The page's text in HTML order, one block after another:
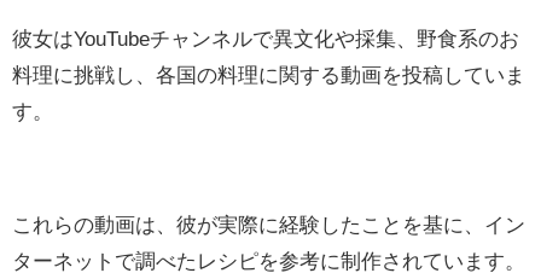
彼女はYouTubeチャンネルで異文化や採集、野食系のお
料理に挑戦し、各国の料理に関する動画を投稿していま
す。
これらの動画は、彼が実際に経験したことを基に、イン
ターネットで調べたレシピを参考に制作されています。